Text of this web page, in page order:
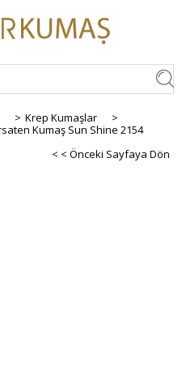
> Krep Kumaşlar
>
Kumaş Sun Shine 2154
< < Önceki Sayfaya Dön